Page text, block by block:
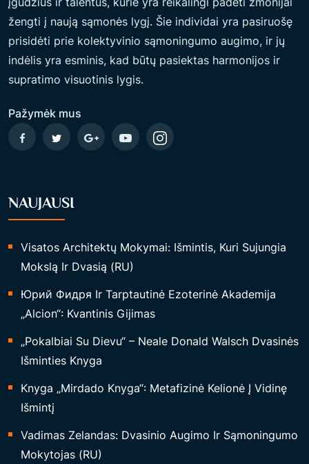
N
T
Į
A
S
O
Ų
žengti į naują sąmonės lygį. Šie individai yra pasiruošę
prisidėti prie kolektyvinio sąmoningumo augimo, ir jų
indėlis yra esminis, kad būtų pasiektas harmonijos ir
supratimo visuotinis lygis.
Pažymėk mus
NAUJAUSI
Visatos Architektų Mokymai: Išmintis, Kuri Sujungia
Mokslą Ir Dvasią (RU)
Юрий Фидря Ir Tarptautinė Ezoterinė Akademija
„Alcion“: Kvantinis Gijimas
„Pokalbiai Su Dievu“ – Neale Donald Walsch Dvasinės
Išminties Knyga
Knyga „Mirdado Knyga“: Metafizinė Kelionė Į Vidinę
Išmintį
Vadimas Zelandas: Dvasinio Augimo Ir Sąmoningumo
Mokytojas (RU)